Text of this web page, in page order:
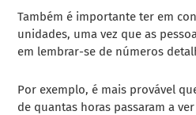
Também é importante ter em
unidades, uma vez que as
em lembrar-se de números
Por exemplo, é mais provável
de quantas horas passaram a